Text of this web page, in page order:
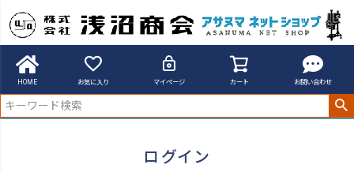
HOME お気に入り マイページ カート お問い合わせ
アサヌマネットショップ
ログイン